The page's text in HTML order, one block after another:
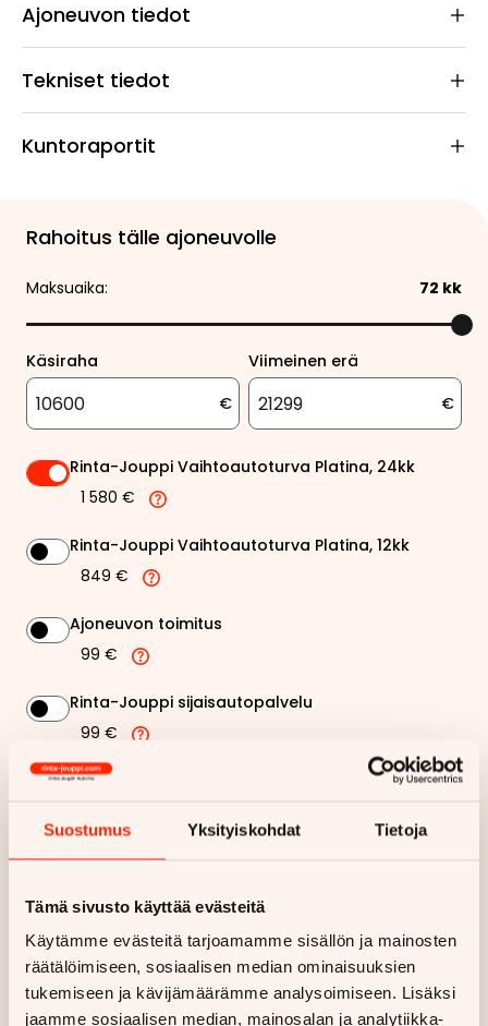
Suostumus Yksityiskohdat Tietoja
Tämä sivusto käyttää evästeitä
Käytämme evästeitä tarjoamamme sisällön ja mainosten
räätälöimiseen, sosiaalisen median ominaisuuksien
tukemiseen ja kävijämäärämme analysoimiseen. Lisäksi
jaamme sosiaalisen median, mainosalan ja analytiikka-
Ajoneuvon tiedot
Tekniset tiedot
Kuntoraportit
Rahoitus tälle ajoneuvolle
Maksuaika: 72 kk
Käsiraha
€
Viimeinen erä
€
Rinta-Jouppi Vaihtoautoturva Platina, 24kk
1 580 €
Rinta-Jouppi Vaihtoautoturva Platina, 12kk
849 €
Ajoneuvon toimitus
99 €
Rinta-Jouppi sijaisautopalvelu
99 €
Haluan myös tarjouksen vakuutuksesta
Hae rahoitustarjous
Rahoituslaskelma on suuntaa antava ja edellyttää hyväksytyn